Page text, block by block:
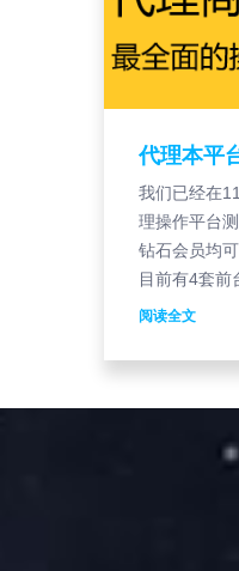
代理本平
我们已经在
理操作平台
钻石会员均
目前有4套前
容全部添加
产品介绍等
阅读全文